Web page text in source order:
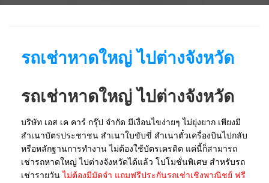
รถเช่าหาดใหญ่ ไปต่างจังหวัด
รถเช่าหาดใหญ่ ไปต่างจังหวัด
บริษัท เอส เค คาร์ กรุ๊ป จำกัด มีเงื่อนไขง่ายๆ ไม่ยุ่งยาก เพียงมี
สำเนาบัตรประชาชน สำเนาใบขับขี่ สำเนาตั๋วเครื่องบินไปกลับ
หรือหลักฐานการทำงาน ไม่ต้องใช้บัตรเครดิต แค่นี้ก็สามารถ
เช่ารถหาดใหญ่ ไปต่างจังหวัดได้แล้ว โปโมชั่นพิเศษ สำหรับรถ
เช่ารายวันไม่ต้องมีมัดจำ แถมฟรีประกันรถเช่าเชิงพาณิชย์ ฟรี